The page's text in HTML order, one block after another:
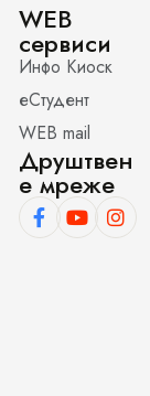
WEB
сервиси
Инфо Киоск
еСтудент
WEB mail
Друштвен
е мреже